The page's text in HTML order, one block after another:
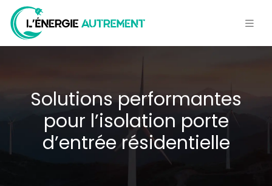
Solutions performantes
pour l’isolation porte
d’entrée résidentielle